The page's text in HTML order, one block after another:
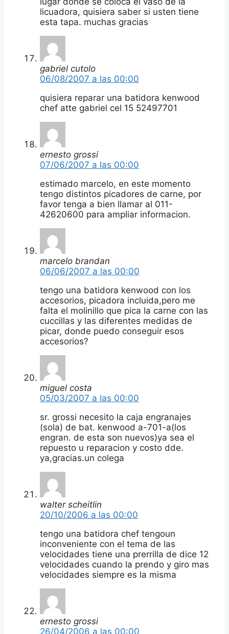
licuadora, quisiera saber si usten tiene
esta tapa. muchas gracias
gabriel cutolo
06/08/2007 a las 00:00
quisiera reparar una batidora kenwood
chef atte gabriel cel 15 52497701
ernesto grossi
07/06/2007 a las 00:00
estimado marcelo, en este momento
tengo distintos picadores de carne, por
favor tenga a bien llamar al 011-
42620600 para ampliar informacion.
marcelo brandan
06/06/2007 a las 00:00
tengo una batidora kenwood con los
accesorios, picadora incluida,pero me
falta el molinillo que pica la carne con las
cuccillas y las diferentes medidas de
picar, donde puedo conseguir esos
accesorios?
miguel costa
05/03/2007 a las 00:00
sr. grossi necesito la caja engranajes
(sola) de bat. kenwood a-701-a(los
engran. de esta son nuevos)ya sea el
repuesto u reparacion y costo dde.
ya,gracias.un colega
walter scheitlin
20/10/2006 a las 00:00
tengo una batidora chef tengoun
inconveniente con el tema de las
velocidades tiene una prerrilla de dice 12
velocidades cuando la prendo y giro mas
velocidades siempre es la misma
ernesto grossi
26/04/2006 a las 00:00